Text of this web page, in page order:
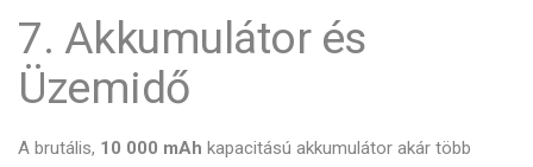
7. Akkumulátor és
Üzemidő
A brutális, 10 000 mAh kapacitású akkumulátor akár több